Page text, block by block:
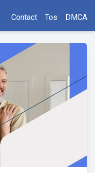
Contact Tos DMCA